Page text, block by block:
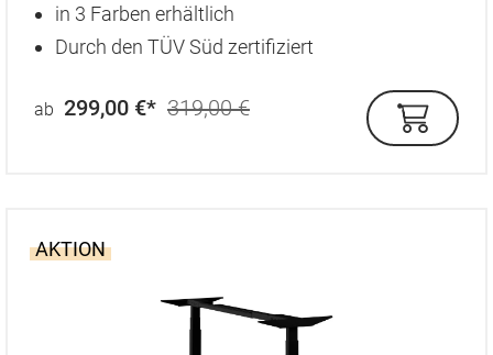
in 3 Farben erhältlich
Durch den TÜV Süd zertifiziert
ab 299,00 €* 319,00 €
AKTION